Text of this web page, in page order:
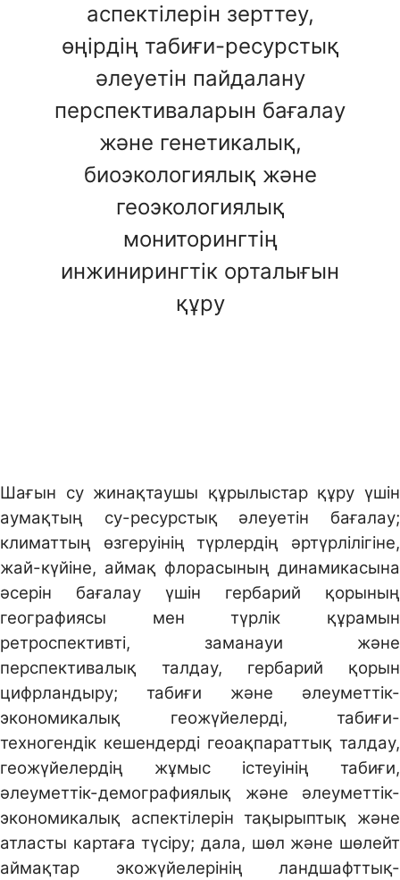
аспектілерін зерттеу,
өңірдің табиғи-ресурстық
әлеуетін пайдалану
перспективаларын бағалау
және генетикалық,
биоэкологиялық және
геоэкологиялық
мониторингтің
инжинирингтік орталығын
құру
Шағын су жинақтаушы құрылыстар құру үшін
аумақтың су-ресурстық әлеуетін бағалау;
климаттың өзгеруінің түрлердің әртүрлілігіне,
жай-күйіне, аймақ флорасының динамикасына
әсерін бағалау үшін гербарий қорының
географиясы мен түрлік құрамын
ретроспективті, заманауи және
перспективалық талдау, гербарий қорын
цифрландыру; табиғи және әлеуметтік-
экономикалық геожүйелерді, табиғи-
техногендік кешендерді геоақпараттық талдау,
геожүйелердің жұмыс істеуінің табиғи,
әлеуметтік-демографиялық және әлеуметтік-
экономикалық аспектілерін тақырыптық және
атласты картаға түсіру; дала, шөл және шөлейт
аймақтар экожүйелерінің ландшафттық-